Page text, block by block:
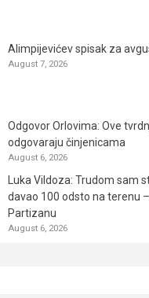
Alimpijevićev spisak za
August 7, 2026
Odgovor Orlovima: ​Ove
odgovaraju činjenicama
August 6, 2026
Luka Vildoza: Trudom sam
davao 100 odsto na terenu
Partizanu
August 6, 2026